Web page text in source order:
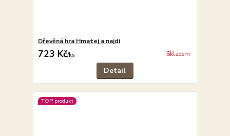
Dřevěná hra Hmatej a najdi
723 Kč/ks Skladem
Detail
TOP produkt